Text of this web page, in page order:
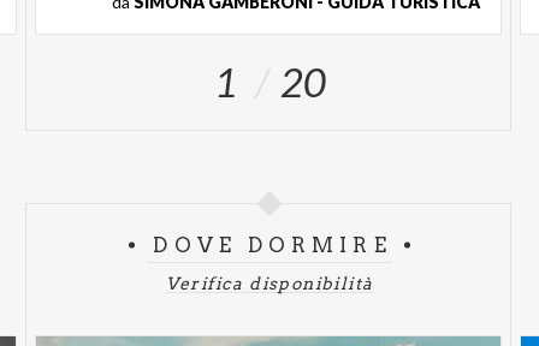
1 20
DOVE DORMIRE
Verifica disponibilità